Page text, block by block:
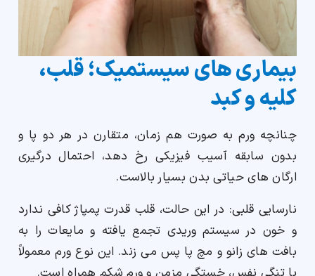
بیماری های سیستمیک؛ قلب،
کلیه و کبد
چنانچه ورم به صورت هم زمان، متقارن در هر دو پا و
بدون سابقه آسیب فیزیکی رخ دهد، احتمال درگیری
ارگان های حیاتی بدن بسیار بالاست.
نارسایی قلبی: در این حالت، قلب قدرت پمپاژ کافی ندارد
و خون در سیستم وریدی تجمع یافته و مایعات را به
بافت های زانو و مچ پا پس می زند. این نوع ورم معمولاً